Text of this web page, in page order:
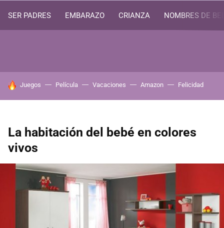
SER PADRES EMBARAZO CRIANZA NOMBRES DE
HOY SE HABLA DE
Juegos Película Vacaciones Amazon Felicidad
La habitación del bebé en colores
vivos